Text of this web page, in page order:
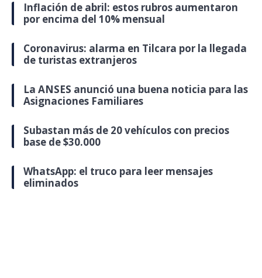
Inflación de abril: estos rubros aumentaron
por encima del 10% mensual
Coronavirus: alarma en Tilcara por la llegada
de turistas extranjeros
La ANSES anunció una buena noticia para las
Asignaciones Familiares
Subastan más de 20 vehículos con precios
base de $30.000
WhatsApp: el truco para leer mensajes
eliminados